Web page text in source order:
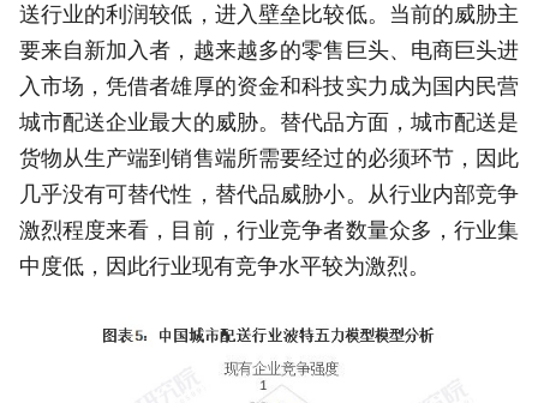
送行业的利润较低，进入壁垒比较低。当前的威胁主
要来自新加入者，越来越多的零售巨头、电商巨头进
入市场，凭借者雄厚的资金和科技实力成为国内民营
城市配送企业最大的威胁。替代品方面，城市配送是
货物从生产端到销售端所需要经过的必须环节，因此
几乎没有可替代性，替代品威胁小。从行业内部竞争
激烈程度来看，目前，行业竞争者数量众多，行业集
中度低，因此行业现有竞争水平较为激烈。